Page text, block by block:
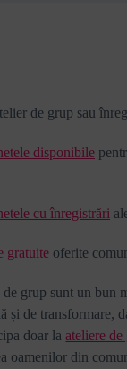
de grup sau
disponibile
cu înregistrări
gratuite oferite
grup sunt un bun
și de transformare,
doar laateliere de
oamenilor din